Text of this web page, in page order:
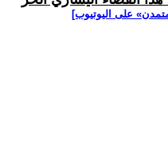
على اليوتيوب]